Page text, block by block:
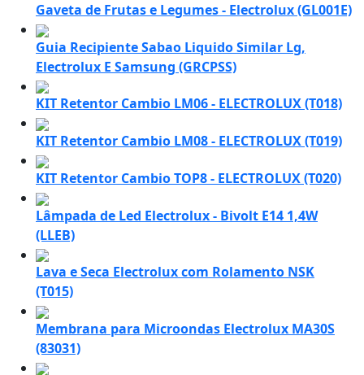
Gaveta de Frutas e Legumes - Electrolux (GL001E)
Guia Recipiente Sabao Liquido Similar Lg,
Electrolux E Samsung (GRCPSS)
KIT Retentor Cambio LM06 - ELECTROLUX (T018)
KIT Retentor Cambio LM08 - ELECTROLUX (T019)
KIT Retentor Cambio TOP8 - ELECTROLUX (T020)
Lâmpada de Led Electrolux - Bivolt E14 1,4W
(LLEB)
Lava e Seca Electrolux com Rolamento NSK
(T015)
Membrana para Microondas Electrolux MA30S
(83031)